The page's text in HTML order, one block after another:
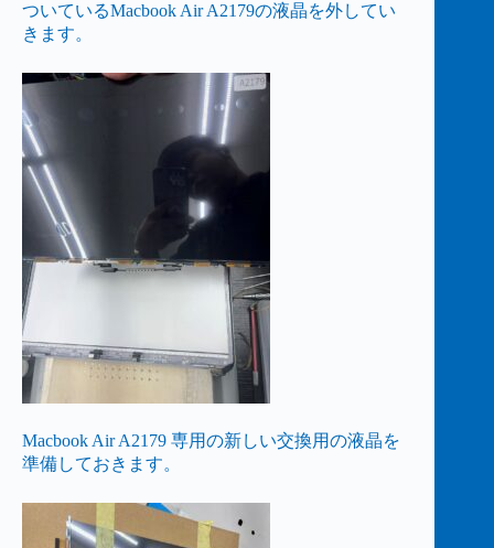
ついているMacbook Air A2179の液晶を外してい
きます。
Macbook Air A2179 専用の新しい交換用の液晶を
準備しておきます。